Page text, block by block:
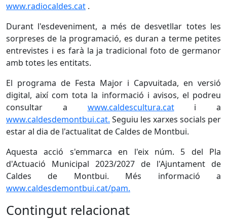
www.radiocaldes.cat .
Durant l'esdeveniment, a més de desvetllar totes les
sorpreses de la programació, es duran a terme petites
entrevistes i es farà la ja tradicional foto de germanor
amb totes les entitats.
El programa de Festa Major i Capvuitada, en versió
digital, així com tota la informació i avisos, el podreu
consultar a www.caldescultura.cati a
www.caldesdemontbui.cat. Seguiu les xarxes socials per
estar al dia de l'actualitat de Caldes de Montbui.
Aquesta acció s'emmarca en l'eix núm. 5 del Pla
d'Actuació Municipal 2023/2027 de l'Ajuntament de
Caldes de Montbui. Més informació a
www.caldesdemontbui.cat/pam.
Contingut relacionat